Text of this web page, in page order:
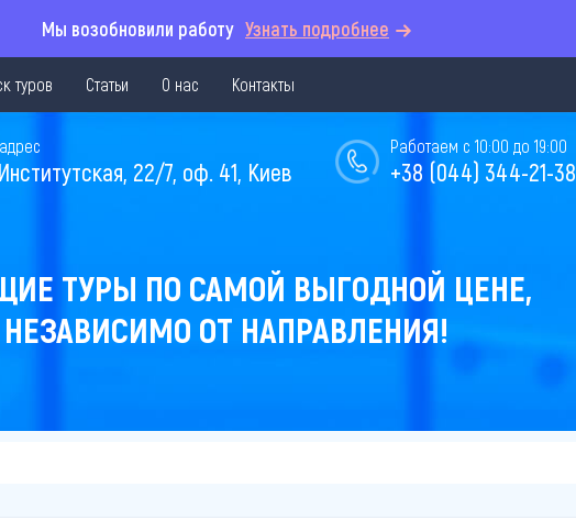
Мы возобновили работу Узнать подробнее
туров Статьи О нас Контакты
Работаем с 10:00 до 19:00
+38 (044) 344-21-38
22/7, оф. 41, Киев
ТУРЫ ПО САМОЙ ВЫГОДНОЙ ЦЕНЕ,
НЕЗАВИСИМО ОТ НАПРАВЛЕНИЯ!